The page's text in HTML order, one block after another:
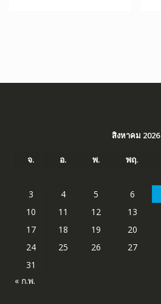
สิงหาคม 2026
จ. อ. พ. พฤ.
3
4 5 6
10
11 12 13
17
18 19 20
24
25 26 27
31
« ก.พ.